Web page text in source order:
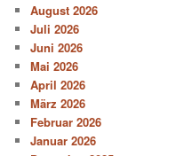
August 2026
Juli 2026
Juni 2026
Mai 2026
April 2026
März 2026
Februar 2026
Januar 2026